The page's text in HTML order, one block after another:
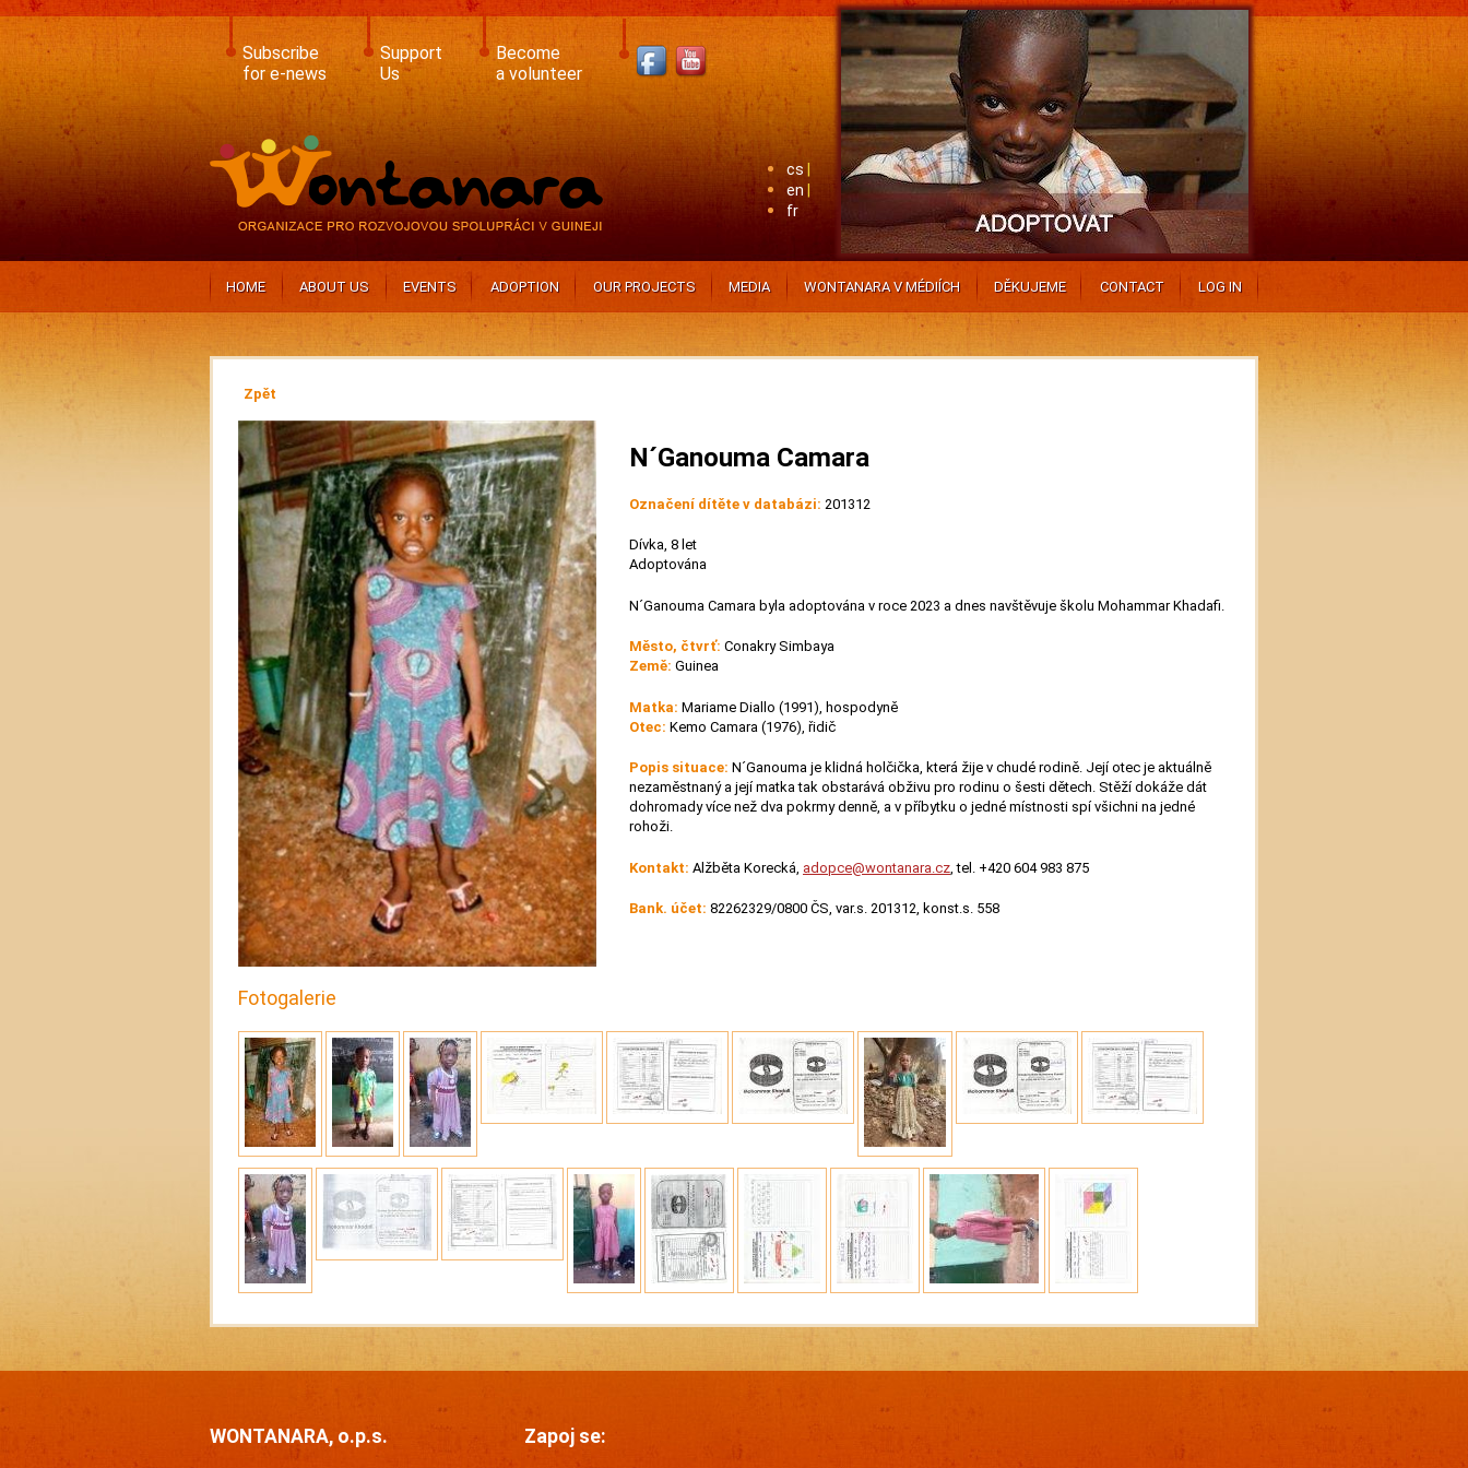
Skip
to
content
Subscribe
for e-news
Support
Us
Become
a volunteer
cs
en
fr
HOME ABOUT US EVENTS ADOPTION OUR PROJECTS MEDIA WONTANARA V MÉDIÍCH DĚKUJEME CONTACT LOG IN
Zpět
N´Ganouma Camara
Označení dítěte v databázi: 201312
Dívka, 8 let
Adoptována
N´Ganouma Camara byla adoptována v roce 2023 a dnes navštěvuje školu Mohammar Khadafi.
Město, čtvrť: Conakry Simbaya
Země: Guinea
Matka: Mariame Diallo (1991), hospodyně
Otec: Kemo Camara (1976), řidič
Popis situace: N´Ganouma je klidná holčička, která žije v chudé rodině. Její otec je aktuálně
nezaměstnaný a její matka tak obstarává obživu pro rodinu o šesti dětech. Stěží dokáže dát
dohromady více než dva pokrmy denně, a v příbytku o jedné místnosti spí všichni na jedné
rohoži.
Kontakt: Alžběta Korecká, adopce@wontanara.cz , tel. +420 604 983 875
Bank. účet: 82262329/0800 ČS, var.s. 201312, konst.s. 558
Fotogalerie
WONTANARA, o.p.s. Zapoj se: